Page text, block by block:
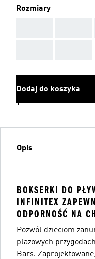
Rozmiary
Dodaj do koszyka
Opis
BOKSERKI DO
INFINITEX
ODPORNOŚĆ NA
Pozwól dzieciom
plażowych
Bars.